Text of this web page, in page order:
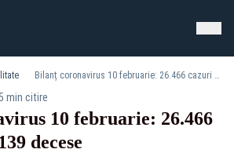
Bilanț coronavirus 10 februarie: 26.466 cazuri noi și 139 decese
min citire
10 februarie: 26.466
decese